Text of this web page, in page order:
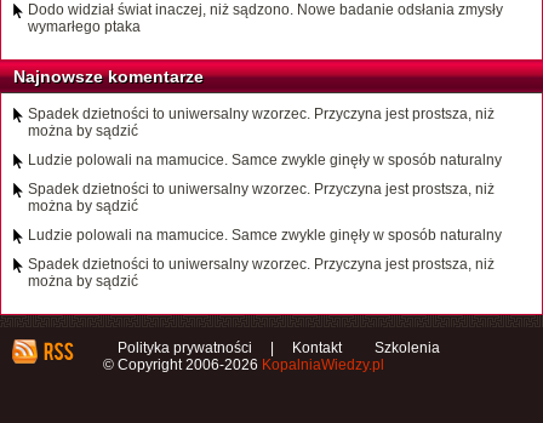
Dodo widział świat inaczej, niż sądzono. Nowe badanie odsłania zmysły
wymarłego ptaka
Najnowsze komentarze
Spadek dzietności to uniwersalny wzorzec. Przyczyna jest prostsza, niż
można by sądzić
Ludzie polowali na mamucice. Samce zwykle ginęły w sposób naturalny
Spadek dzietności to uniwersalny wzorzec. Przyczyna jest prostsza, niż
można by sądzić
Ludzie polowali na mamucice. Samce zwykle ginęły w sposób naturalny
Spadek dzietności to uniwersalny wzorzec. Przyczyna jest prostsza, niż
można by sądzić
Polityka prywatności Kontakt
Szkolenia
© Copyright 2006-2026 KopalniaWiedzy.pl